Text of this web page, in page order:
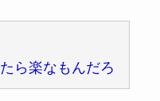
ら楽なもんだろ